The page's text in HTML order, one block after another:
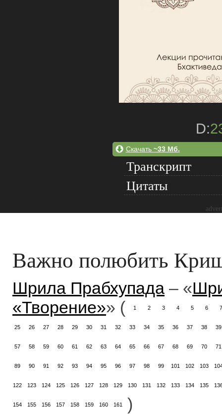
D:
Скачать ~33 Мб.
Транскрипт
Цитаты
Важно полюбить
Шрила Прабхупада – «
«Творение»» ( 1 2 3 4 5 6 7
25 26 27 28 29 30 31 32 33 34 35 36 37 38 39
57 58 59 60 61 62 63 64 65 66 67 68 69 70 71
89 90 91 92 93 94 95 96 97 98 99 101 102 103
122 123 124 125 126 127 128 129 130 131 132 133 134 135
154 155 156 157 158 159 160 161
)